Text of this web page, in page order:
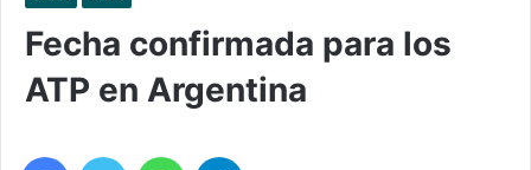
Fecha confirmada para los
ATP en Argentina
Facebook
Twitter WhatsApp